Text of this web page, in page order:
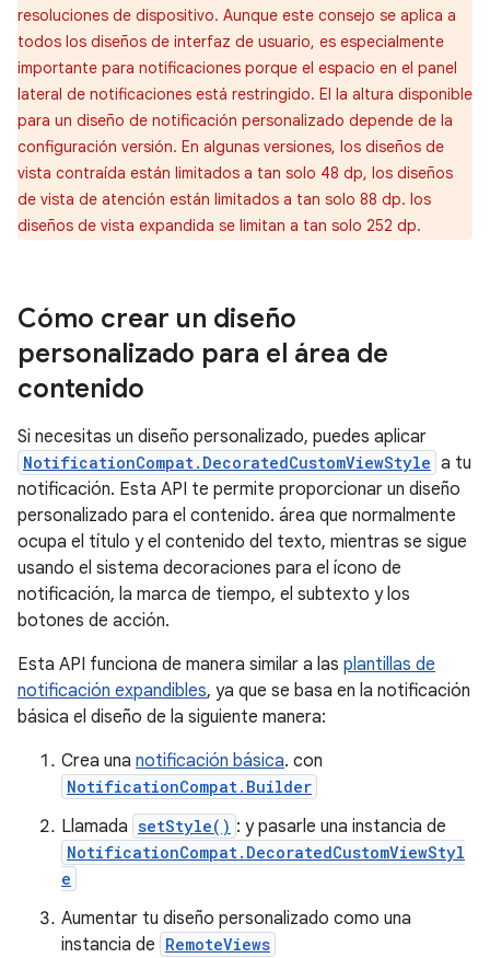
resoluciones de dispositivo. Aunque este consejo se aplica a
todos los diseños de interfaz de usuario, es especialmente
importante para notificaciones porque el espacio en el panel
lateral de notificaciones está restringido. El la altura disponible
para un diseño de notificación personalizado depende de la
configuración versión. En algunas versiones, los diseños de
vista contraída están limitados a tan solo 48 dp, los diseños
de vista de atención están limitados a tan solo 88 dp. los
diseños de vista expandida se limitan a tan solo 252 dp.
Cómo crear un diseño
personalizado para el área de
contenido
Si necesitas un diseño personalizado, puedes aplicar
NotificationCompat.DecoratedCustomViewStyle a tu
notificación. Esta API te permite proporcionar un diseño
personalizado para el contenido. área que normalmente
ocupa el título y el contenido del texto, mientras se sigue
usando el sistema decoraciones para el ícono de
notificación, la marca de tiempo, el subtexto y los
botones de acción.
Esta API funciona de manera similar a las plantillas de
notificación expandibles, ya que se basa en la notificación
básica el diseño de la siguiente manera:
Crea una notificación básica. con
NotificationCompat.Builder
Llamada setStyle() : y pasarle una instancia de
NotificationCompat.DecoratedCustomViewStyl
e
Aumentar tu diseño personalizado como una
instancia de RemoteViews